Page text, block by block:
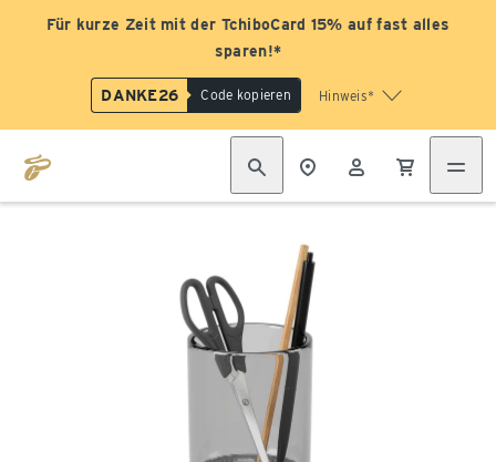
Für kurze Zeit mit der TchiboCard 15% auf fast alles
sparen!*
DANKE26 Code kopieren Hinweis*